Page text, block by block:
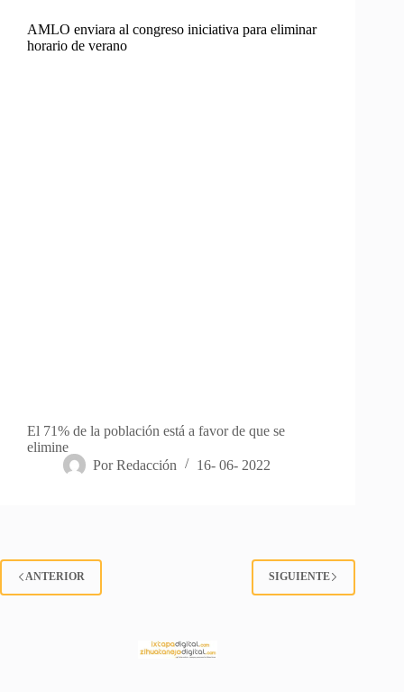
AMLO enviara al congreso iniciativa para eliminar
horario de verano
El 71% de la población está a favor de que se
elimine
Por Redacción 16- 06- 2022
ANTERIOR SIGUIENTE